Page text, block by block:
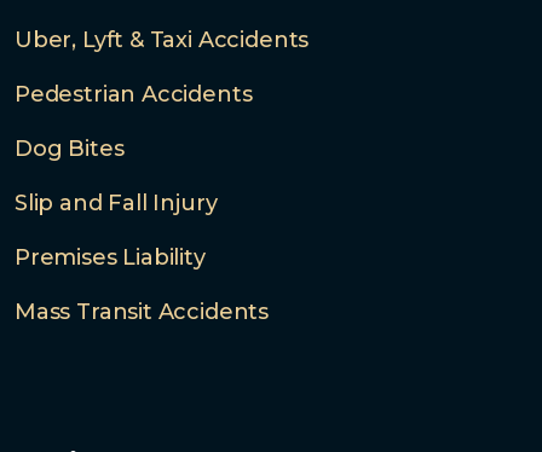
Uber, Lyft & Taxi Accidents
Pedestrian Accidents
Dog Bites
Slip and Fall Injury
Premises Liability
Mass Transit Accidents